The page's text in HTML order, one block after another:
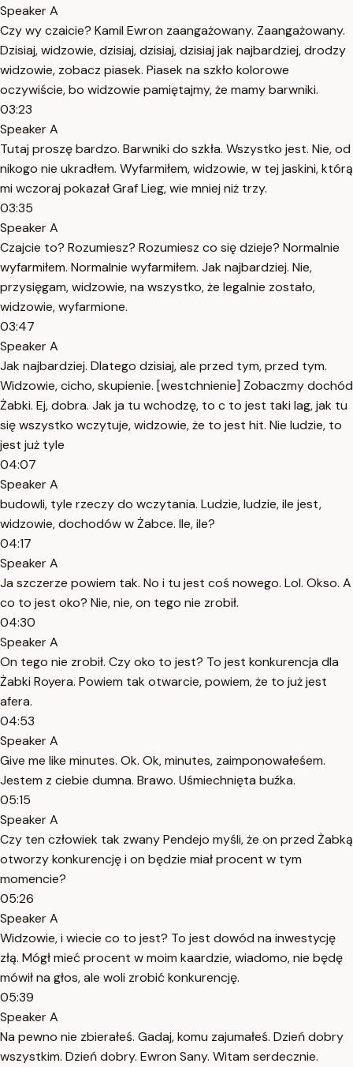
Speaker A
Czy wy czaicie? Kamil Ewron zaangażowany. Zaangażowany.
Dzisiaj, widzowie, dzisiaj, dzisiaj, dzisiaj jak najbardziej, drodzy
widzowie, zobacz piasek. Piasek na szkło kolorowe
oczywiście, bo widzowie pamiętajmy, że mamy barwniki.
03:23
Speaker A
Tutaj proszę bardzo. Barwniki do szkła. Wszystko jest. Nie, od
nikogo nie ukradłem. Wyfarmiłem, widzowie, w tej jaskini, którą
mi wczoraj pokazał Graf Lieg, wie mniej niż trzy.
03:35
Speaker A
Czajcie to? Rozumiesz? Rozumiesz co się dzieje? Normalnie
wyfarmiłem. Normalnie wyfarmiłem. Jak najbardziej. Nie,
przysięgam, widzowie, na wszystko, że legalnie zostało,
widzowie, wyfarmione.
03:47
Speaker A
Jak najbardziej. Dlatego dzisiaj, ale przed tym, przed tym.
Widzowie, cicho, skupienie. [westchnienie] Zobaczmy dochód
Żabki. Ej, dobra. Jak ja tu wchodzę, to c to jest taki lag, jak tu
się wszystko wczytuje, widzowie, że to jest hit. Nie ludzie, to
jest już tyle
04:07
Speaker A
budowli, tyle rzeczy do wczytania. Ludzie, ludzie, ile jest,
widzowie, dochodów w Żabce. Ile, ile?
04:17
Speaker A
Ja szczerze powiem tak. No i tu jest coś nowego. Lol. Okso. A
co to jest oko? Nie, nie, on tego nie zrobił.
04:30
Speaker A
On tego nie zrobił. Czy oko to jest? To jest konkurencja dla
Żabki Royera. Powiem tak otwarcie, powiem, że to już jest
afera.
04:53
Speaker A
Give me like minutes. Ok. Ok, minutes, zaimponowałeśem.
Jestem z ciebie dumna. Brawo. Uśmiechnięta buźka.
05:15
Speaker A
Czy ten człowiek tak zwany Pendejo myśli, że on przed Żabką
otworzy konkurencję i on będzie miał procent w tym
momencie?
05:26
Speaker A
Widzowie, i wiecie co to jest? To jest dowód na inwestycję
złą. Mógł mieć procent w moim kaardzie, wiadomo, nie będę
mówił na głos, ale woli zrobić konkurencję.
05:39
Speaker A
Na pewno nie zbierałeś. Gadaj, komu zajumałeś. Dzień dobry
wszystkim. Dzień dobry. Ewron Sany. Witam serdecznie.